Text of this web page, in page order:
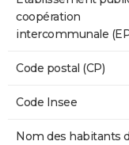
coopération
intercommunale
Code postal (CP)
Code Insee
Nom des habitants